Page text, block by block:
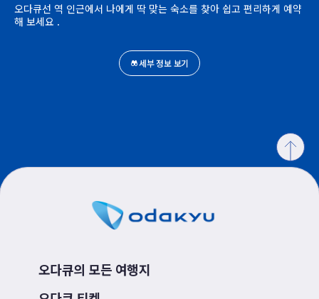
오다큐선 역 인근에서 나에게 딱 맞는 숙소를 찾아 쉽고 편리하게 예약
해 보세요 .
세부 정보 보기
오다큐의 모든 여행지